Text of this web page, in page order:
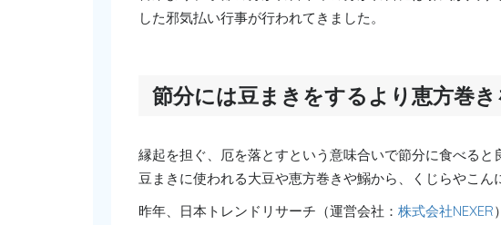
した邪気払い行事が行われてきました。
節分には豆まきをするより恵方巻
縁起を担ぐ、厄を落とすという意味合いで節分に食べると
豆まきに使われる大豆や恵方巻きや鰯から、くじらやこん
昨年、日本トレンドリサーチ（運営会社： 株式会社NEXER